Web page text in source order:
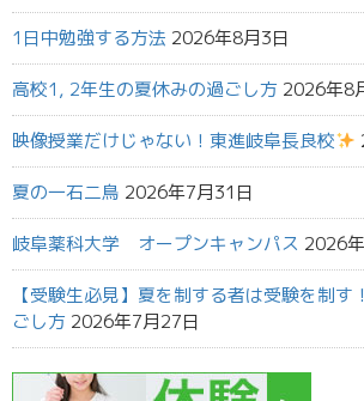
1日中勉強する方法 2026年8月3日
高校1, 2年生の夏休みの過ごし方 2026年8
映像授業だけじゃない！東進岐阜長良校
夏の一石二鳥 2026年7月31日
岐阜薬科大学 オープンキャンパス 2026
【受験生必見】夏を制する者は受験を制す
ごし方 2026年7月27日